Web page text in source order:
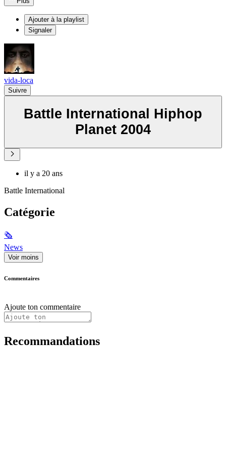
Ajouter à la playlist
Signaler
vida-loca
Suivre
Battle International Hiphop
Planet 2004
il y a 20 ans
Battle International
Catégorie
🗞
News
Voir moins
Commentaires
Ajoute ton commentaire
Recommandations